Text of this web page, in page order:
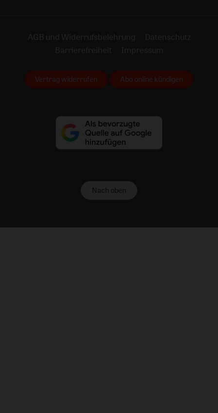
AGB und Widerrufsbelehrung
Datenschutz
Barrierefreiheit
Impressum
Vertrag widerrufen Abo online kündigen
Nach oben